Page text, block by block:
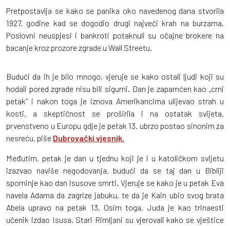
Pretpostavlja se kako se panika oko navedenog dana stvorila
1927. godine kad se dogodio drugi najveći krah na burzama.
Poslovni neuspjesi i bankroti potaknuli su očajne brokere na
bacanje kroz prozore zgrade u Wall Streetu.
Budući da ih je bilo mnogo, vjeruje se kako ostali ljudi koji su
hodali pored zgrade nisu bili sigurni. Dan je zapamćen kao „crni
petak“ i nakon toga je iznova Amerikancima ulijevao strah u
kosti, a skeptičnost se proširila i na ostatak svijeta,
prvenstveno u Europu gdje je petak 13. ubrzo postao sinonim za
nesreću, piše Dubrovački vjesnik.
Međutim, petak je dan u tjednu koji je i u katoličkom svijetu
izazvao naviše negodovanja, budući da se taj dan u Bibliji
spominje kao dan Isusove smrti. Vjeruje se kako je u petak Eva
navela Adama da zagrize jabuku, te da je Kain ubio svog brata
Abela upravo na petak 13. Osim toga, Juda je kao trinaesti
učenik izdao Isusa. Stari Rimljani su vjerovali kako se vještice